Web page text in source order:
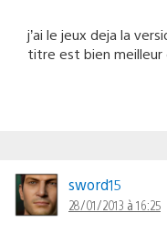
j’ai le jeux deja la
titre est bien meilleur
sword15
28/01/2013 à 16:25